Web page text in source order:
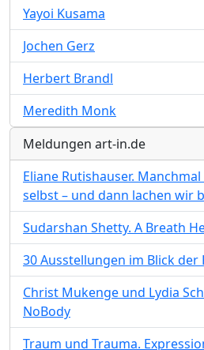
Yayoi Kusama
Jochen Gerz
Herbert Brandl
Meredith Monk
Meldungen art-in.de
Eliane Rutishauser.
selbst – und dann lachen wir
Sudarshan Shetty. A Breath
30 Ausstellungen im Blick der
Christ Mukenge und Lydia
NoBody
Traum und Trauma.